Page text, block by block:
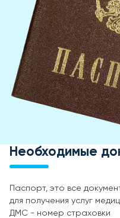
Необходимые
Паспорт, это все
для получения услуг
ДМС - номер страховки